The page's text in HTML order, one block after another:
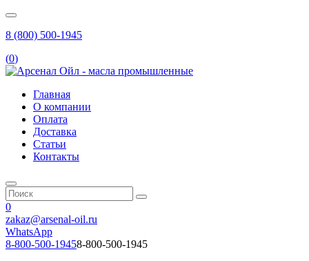
8 (800) 500-1945
(0)
Главная
О компании
Оплата
Доставка
Статьи
Контакты
0
zakaz@arsenal-oil.ru
WhatsApp
8-800-500-19458-800-500-1945